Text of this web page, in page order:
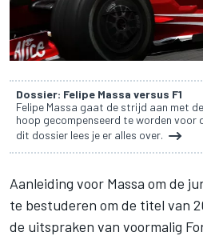
Dossier: Felipe Massa versus F1
Felipe Massa gaat de strijd aan met
hoop gecompenseerd te worden voor
dit dossier lees je er alles over.
Aanleiding voor Massa om de
te bestuderen om de titel van
de uitspraken van voormalig